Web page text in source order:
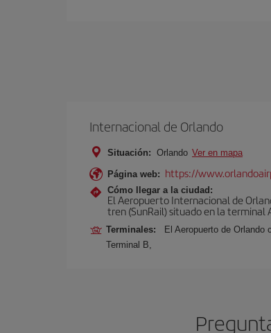
Internacional de Orlando
Situación: Orlando Ver en mapa
Página web: https://
Cómo llegar a la ciudad:
El Aeropuerto Internacional de
tren (SunRail) situado en la terminal
Terminales:
El Aeropuerto de
Terminal B,